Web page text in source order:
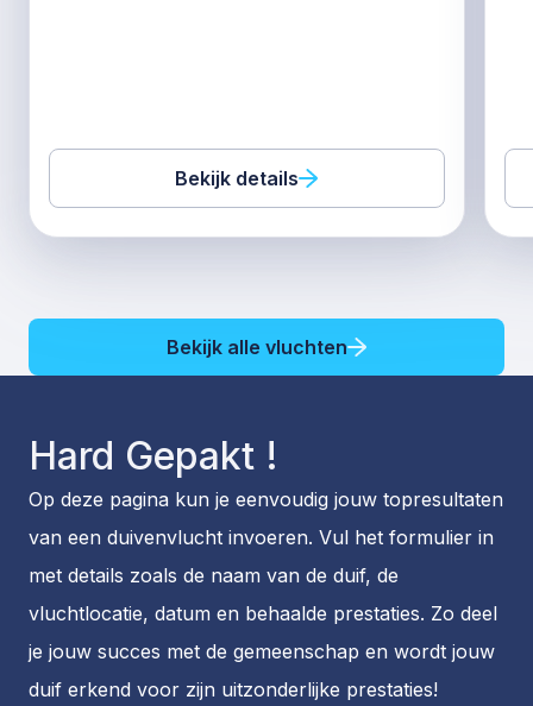
Bekijk details
Bekijk alle vluchten
Hard Gepakt !
Op deze pagina kun je eenvoudig jouw topresultaten
van een duivenvlucht invoeren. Vul het formulier in
met details zoals de naam van de duif, de
vluchtlocatie, datum en behaalde prestaties. Zo deel
je jouw succes met de gemeenschap en wordt jouw
duif erkend voor zijn uitzonderlijke prestaties!